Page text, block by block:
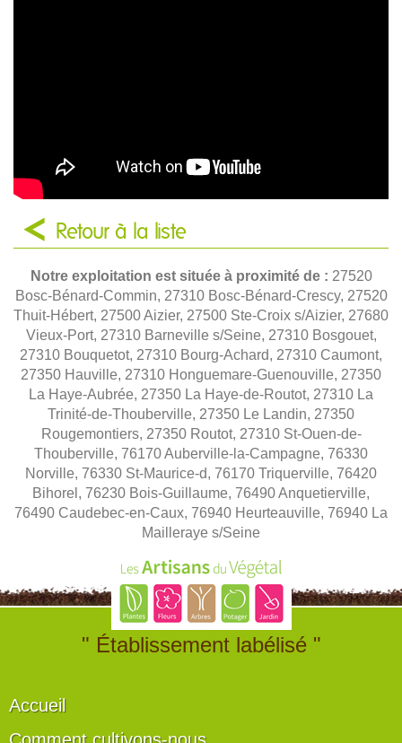
Retour à la liste
Notre exploitation est située à proximité de : 27520
Bosc-Bénard-Commin, 27310 Bosc-Bénard-Crescy, 27520
Thuit-Hébert, 27500 Aizier, 27500 Ste-Croix s/Aizier, 27680
Vieux-Port, 27310 Barneville s/Seine, 27310 Bosgouet,
27310 Bouquetot, 27310 Bourg-Achard, 27310 Caumont,
27350 Hauville, 27310 Honguemare-Guenouville, 27350
La Haye-Aubrée, 27350 La Haye-de-Routot, 27310 La
Trinité-de-Thouberville, 27350 Le Landin, 27350
Rougemontiers, 27350 Routot, 27310 St-Ouen-de-
Thouberville, 76170 Auberville-la-Campagne, 76330
Norville, 76330 St-Maurice-d, 76170 Triquerville, 76420
Bihorel, 76230 Bois-Guillaume, 76490 Anquetierville,
76490 Caudebec-en-Caux, 76940 Heurteauville, 76940 La
Mailleraye s/Seine
" Établissement labélisé "
Accueil